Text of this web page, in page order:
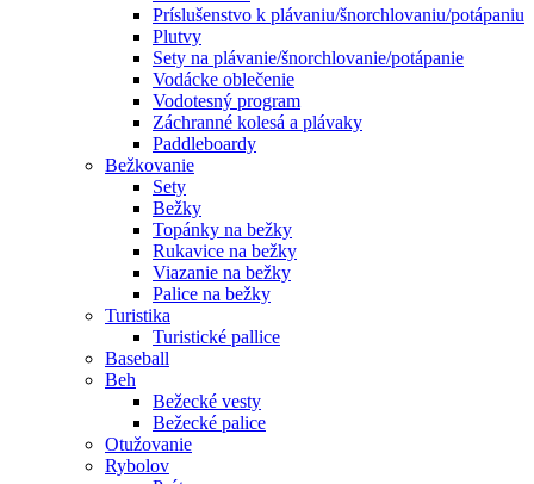
Príslušenstvo k plávaniu/šnorchlovaniu/potápaniu
Plutvy
Sety na plávanie/šnorchlovanie/potápanie
Vodácke oblečenie
Vodotesný program
Záchranné kolesá a plávaky
Paddleboardy
Bežkovanie
Sety
Bežky
Topánky na bežky
Rukavice na bežky
Viazanie na bežky
Palice na bežky
Turistika
Turistické pallice
Baseball
Beh
Bežecké vesty
Bežecké palice
Otužovanie
Rybolov